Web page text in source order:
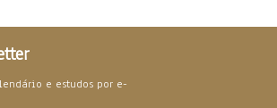
e estudos por e-